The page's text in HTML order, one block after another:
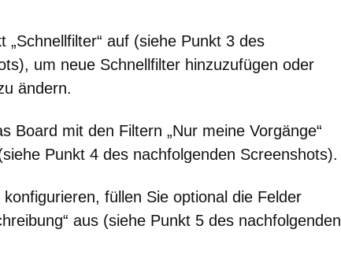
„Schnellfilter“ auf (siehe Punkt 3 des
um neue Schnellfilter hinzuzufügen oder
ändern.
Board mit den Filtern „Nur meine Vorgänge“
Punkt 4 des nachfolgenden Screenshots).
füllen Sie optional die Felder
aus (siehe Punkt 5 des nachfolgenden